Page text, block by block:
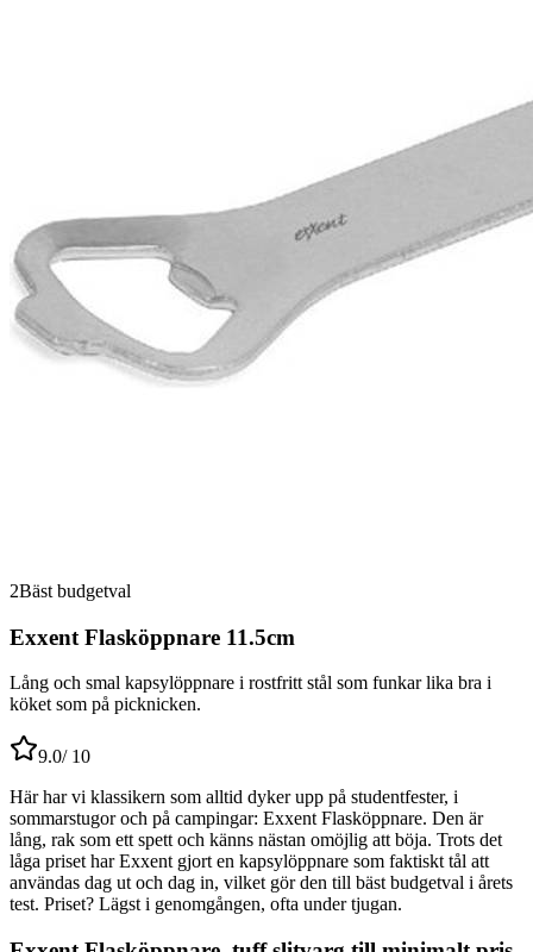
2Bäst budgetval
Exxent Flasköppnare 11.5cm
Lång och smal kapsylöppnare i rostfritt stål som funkar lika bra i
köket som på picknicken.
9.0/ 10
Här har vi klassikern som alltid dyker upp på studentfester, i
sommarstugor och på campingar: Exxent Flasköppnare. Den är
lång, rak som ett spett och känns nästan omöjlig att böja. Trots det
låga priset har Exxent gjort en kapsylöppnare som faktiskt tål att
användas dag ut och dag in, vilket gör den till bäst budgetval i årets
test. Priset? Lägst i genomgången, ofta under tjugan.